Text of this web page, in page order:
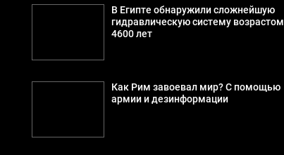
В Египте обнаружили сложнейшую
гидравлическую систему возрастом
4600 лет
Как Рим завоевал мир? С помощью
армии и дезинформации